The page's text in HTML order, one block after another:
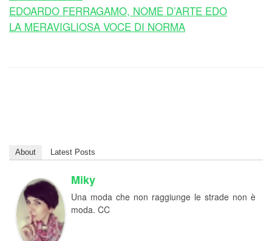
EDOARDO FERRAGAMO, NOME D’ARTE EDO
LA MERAVIGLIOSA VOCE DI NORMA
About Latest Posts
Miky
Una moda che non raggiunge le strade non è
moda. CC